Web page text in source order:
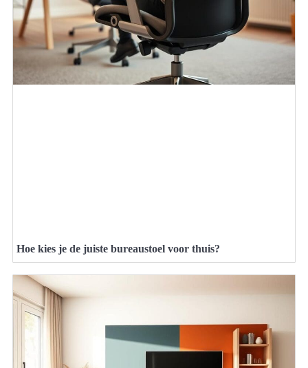
Hoe kies je de juiste bureaustoel voor thuis?